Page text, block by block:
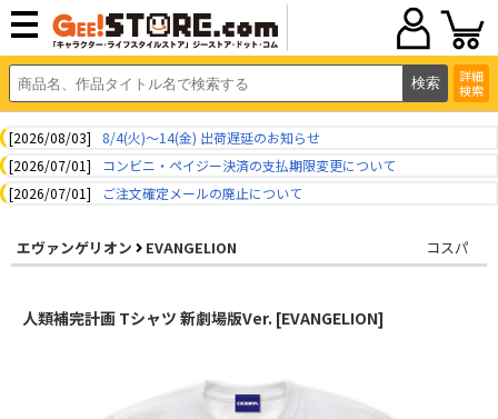
詳細
検索
[2026/08/03]
8/4(火)～14(金) 出荷遅延のお知らせ
[2026/07/01]
コンビニ・ペイジー決済の支払期限変更について
[2026/07/01]
ご注文確定メールの廃止について
エヴァンゲリオン EVANGELION コスパ
人類補完計画 Tシャツ 新劇場版Ver. [EVANGELION]